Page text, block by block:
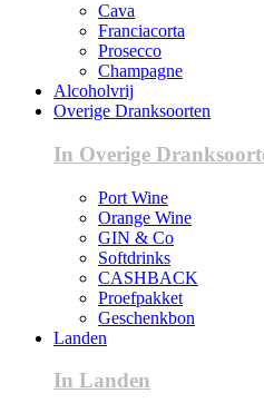
Cava
Franciacorta
Prosecco
Champagne
Alcoholvrij
Overige Dranksoorten
In Overige
Port Wine
Orange Wine
GIN & Co
Softdrinks
CASHBACK
Proefpakket
Geschenkbon
Landen
In Landen